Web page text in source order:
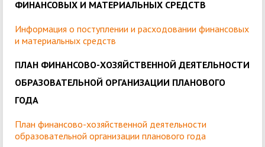
ФИНАНСОВЫХ И МАТЕРИАЛЬНЫХ СРЕДСТВ
Информация о поступлении и расходовании финансовых
и материальных средств
ПЛАН ФИНАНСОВО-ХОЗЯЙСТВЕННОЙ ДЕЯТЕЛЬНОСТИ
ОБРАЗОВАТЕЛЬНОЙ ОРГАНИЗАЦИИ ПЛАНОВОГО
ГОДА
План финансово-хозяйственной деятельности
образовательной организации планового года